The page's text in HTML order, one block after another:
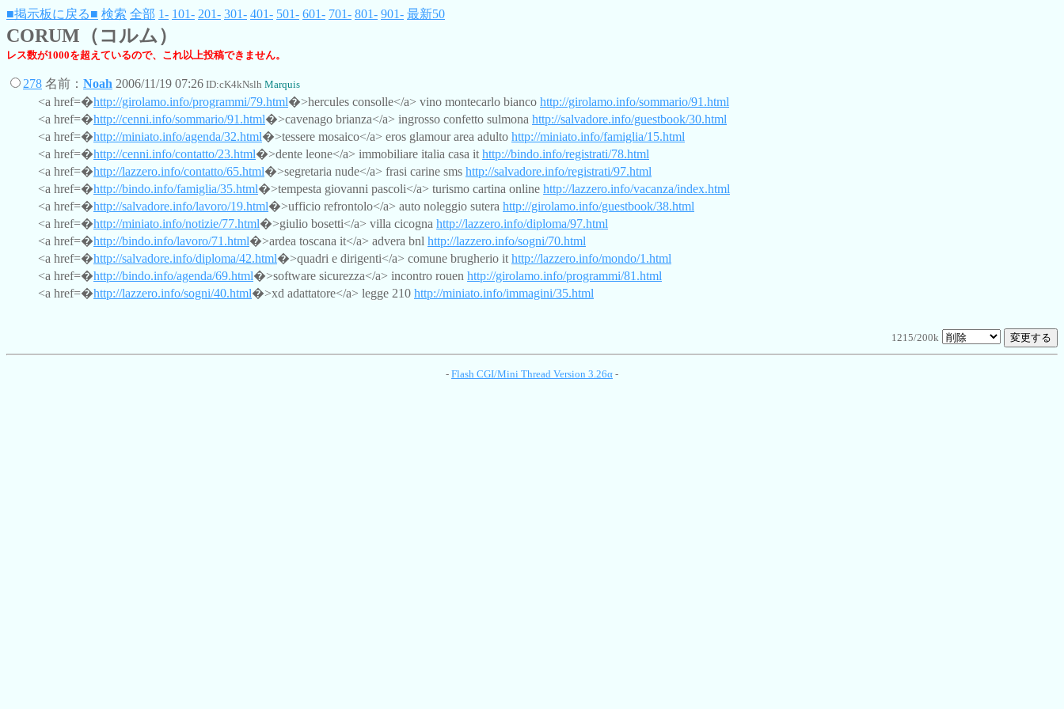
■掲示板に戻る■ 検索 全部 1- 101- 201- 301- 401- 501- 601- 701- 801- 901- 最新50
CORUM（コルム）
レス数が1000を超えているので、これ以上投稿できません。
278 名前： Noah 2006/11/19 07:26 ID:cK4kNslh Marquis
<a href=�http://girolamo.info/programmi/79.html�>hercules consolle</a> vino montecarlo bianco http://girolamo.info/sommario/91.html
<a href=�http://cenni.info/sommario/91.html�>cavenago brianza</a> ingrosso confetto sulmona http://salvadore.info/guestbook/30.html
<a href=�http://miniato.info/agenda/32.html�>tessere mosaico</a> eros glamour area adulto http://miniato.info/famiglia/15.html
<a href=�http://cenni.info/contatto/23.html�>dente leone</a> immobiliare italia casa it http://bindo.info/registrati/78.html
<a href=�http://lazzero.info/contatto/65.html�>segretaria nude</a> frasi carine sms http://salvadore.info/registrati/97.html
<a href=�http://bindo.info/famiglia/35.html�>tempesta giovanni pascoli</a> turismo cartina online http://lazzero.info/vacanza/index.html
<a href=�http://salvadore.info/lavoro/19.html�>ufficio refrontolo</a> auto noleggio sutera http://girolamo.info/guestbook/38.html
<a href=�http://miniato.info/notizie/77.html�>giulio bosetti</a> villa cicogna http://lazzero.info/diploma/97.html
<a href=�http://bindo.info/lavoro/71.html�>ardea toscana it</a> advera bnl http://lazzero.info/sogni/70.html
<a href=�http://salvadore.info/diploma/42.html�>quadri e dirigenti</a> comune brugherio it http://lazzero.info/mondo/1.html
<a href=�http://bindo.info/agenda/69.html�>software sicurezza</a> incontro rouen http://girolamo.info/programmi/81.html
<a href=�http://lazzero.info/sogni/40.html�>xd adattatore</a> legge 210 http://miniato.info/immagini/35.html
1215/200k
- Flash CGI/Mini Thread Version 3.26α -